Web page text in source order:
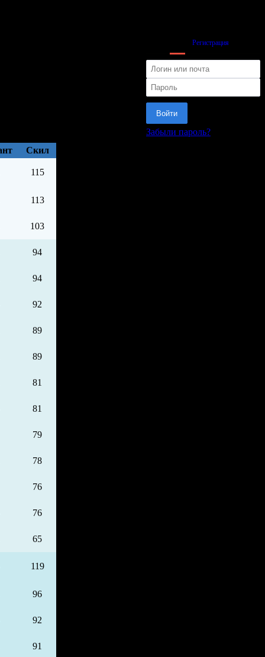
Регистрация
Войти
Забыли пароль?
Cкил
115
113
103
94
94
92
89
89
81
81
79
78
76
76
65
119
96
92
91